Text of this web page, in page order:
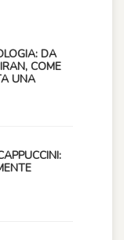
DA
COME
UNA